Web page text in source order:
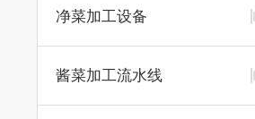
净菜加工设备
酱菜加工流水线